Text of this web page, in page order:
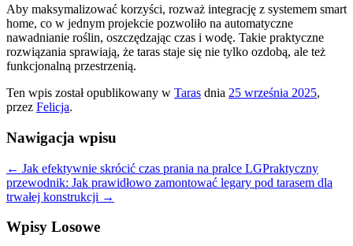
Aby maksymalizować korzyści, rozważ integrację z systemem smart
home, co w jednym projekcie pozwoliło na automatyczne
nawadnianie roślin, oszczędzając czas i wodę. Takie praktyczne
rozwiązania sprawiają, że taras staje się nie tylko ozdobą, ale też
funkcjonalną przestrzenią.
Ten wpis został opublikowany w Taras dnia 25 września 2025,
przez Felicja.
Nawigacja wpisu
← Jak efektywnie skrócić czas prania na pralce LGPraktyczny
przewodnik: Jak prawidłowo zamontować legary pod tarasem dla
trwałej konstrukcji →
Wpisy Losowe